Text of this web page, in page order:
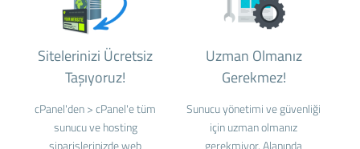
Sitelerinizi Ücretsiz
Taşıyoruz!
cPanel'den > cPanel'e tüm
sunucu ve hosting
siparişlerinizde web
Uzman Olmanız
Gerekmez!
Sunucu yönetimi ve güvenliği
için uzman olmanız
gerekmiyor. Alanında